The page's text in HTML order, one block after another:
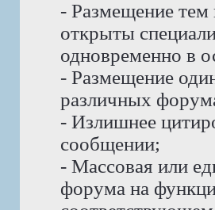
- Размещение тем
открыты
одновременно в
- Размещение
различных
- Излишнее
сообщении;
- Массовая или
форума на